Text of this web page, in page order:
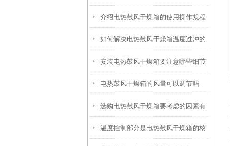
以下几个方面
介绍电热鼓风干燥箱的使用操作规程
如何解决电热鼓风干燥箱温度过冲的
问题
安装电热鼓风干燥箱要注意哪些细节
电热鼓风干燥箱的风量可以调节吗
选购电热鼓风干燥箱要考虑的因素有
哪些
温度控制部分是电热鼓风干燥箱的核